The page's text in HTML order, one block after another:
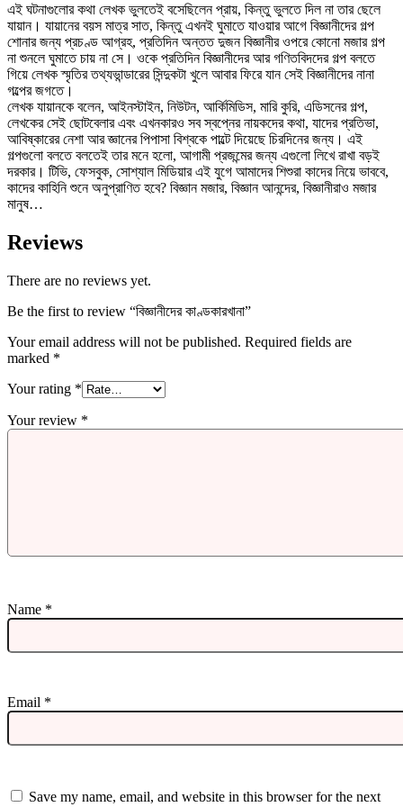
এই ঘটনাগুলোর কথা লেখক ভুলতেই বসেছিলেন প্রায়, কিন্তু ভুলতে দিল না তার ছেলে
যায়ান। যায়ানের বয়স মাত্র সাত, কিন্তু এখনই ঘুমাতে যাওয়ার আগে বিজ্ঞানীদের গল্প
শোনার জন্য প্রচণ্ড আগ্রহ, প্রতিদিন অন্তত দুজন বিজ্ঞানীর ওপরে কোনো মজার গল্প
না শুনলে ঘুমাতে চায় না সে। ওকে প্রতিদিন বিজ্ঞানীদের আর গণিতবিদদের গল্প বলতে
গিয়ে লেখক স্মৃতির তথ্যভান্ডারের সিন্দুকটা খুলে আবার ফিরে যান সেই বিজ্ঞানীদের নানা
গল্পের জগতে।
লেখক যায়ানকে বলেন, আইনস্টাইন, নিউটন, আর্কিমিডিস, মারি কুরি, এডিসনের গল্প,
লেখকের সেই ছোটবেলার এবং এখনকারও সব স্বপ্নের নায়কদের কথা, যাদের প্রতিভা,
আবিষ্কারের নেশা আর জ্ঞানের পিপাসা বিশ্বকে পাল্টে দিয়েছে চিরদিনের জন্য। এই
গল্পগুলো বলতে বলতেই তার মনে হলো, আগামী প্রজন্মের জন্য এগুলো লিখে রাখা বড়ই
দরকার। টিভি, ফেসবুক, সোশ্যাল মিডিয়ার এই যুগে আমাদের শিশুরা কাদের নিয়ে ভাববে,
কাদের কাহিনি শুনে অনুপ্রাণিত হবে? বিজ্ঞান মজার, বিজ্ঞান আনন্দের, বিজ্ঞানীরাও মজার
মানুষ…
Reviews
There are no reviews yet.
Be the first to review “বিজ্ঞানীদের কাণ্ডকারখানা”
Your email address will not be published. Required fields are
marked *
Your rating *
Your review *
Name *
Email *
Save my name, email, and website in this browser for the next